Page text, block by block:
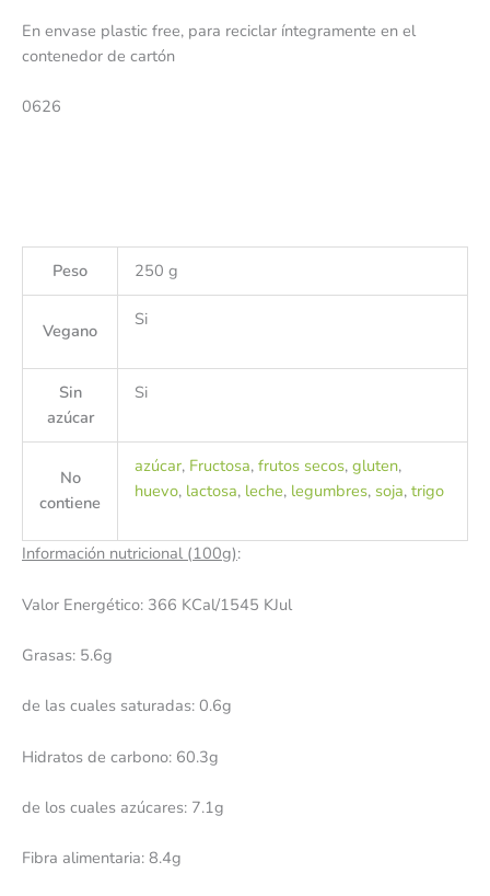
En envase plastic free, para reciclar íntegramente en el
contenedor de cartón
0626
Peso 250 g
Vegano
Si
Sin
azúcar
Si
No
contiene
azúcar, Fructosa, frutos secos, gluten,
huevo, lactosa, leche, legumbres, soja, trigo
Información nutricional (100g):
Valor Energético: 366 KCal/1545 KJul
Grasas: 5.6g
de las cuales saturadas: 0.6g
Hidratos de carbono: 60.3g
de los cuales azúcares: 7.1g
Fibra alimentaria: 8.4g